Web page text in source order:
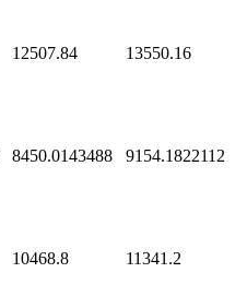
12507.84 13550.16
8450.0143488 9154.1822112
10468.8 11341.2